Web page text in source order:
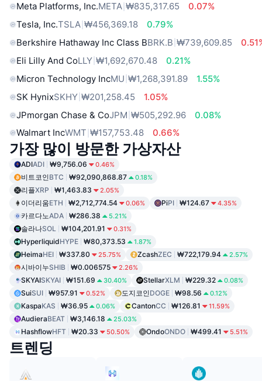
Meta Platforms, Inc.META ₩835,317.65
0.07%
Tesla, Inc.TSLA ₩456,369.18
0.79%
Berkshire Hathaway Inc Class BBRK.B ₩739,609.85
Eli Lilly And CoLLY ₩1,692,670.48
0.21%
Micron Technology IncMU ₩1,268,391.89
1.55%
SK HynixSKHY ₩201,258.45
1.05%
JPmorgan Chase & CoJPM ₩505,292.96
0.08%
Walmart IncWMT ₩157,753.48 0.66%
가장 많이 방문한 가상자산
ADIADI ₩9,756.06 0.46%
비트코인BTC ₩92,090,868.87 0.18%
리플XRP ₩1,463.83 2.05%
이더리움ETH ₩2,712,774.54 0.06% PiPI ₩124.67 4.35%
카르다노ADA ₩286.38 5.21%
솔라나SOL ₩104,201.91 0.31%
HyperliquidHYPE ₩80,373.53 1.87%
HeimaHEI ₩337.80 25.75% ZcashZEC ₩722,179.94 2.57%
시바이누SHIB ₩0.006575 2.26%
SKYAISKYAI ₩151.69 30.40% StellarXLM ₩229.32 0.08%
SuiSUI ₩957.91 0.52% 도지코인DOGE ₩98.56 0.12%
KaspaKAS ₩36.95 0.06% CantonCC ₩126.81 11.59%
AudieraBEAT ₩3,146.18 25.03%
HashflowHFT ₩20.33 50.50% OndoONDO ₩499.41 5.51%
트렌딩